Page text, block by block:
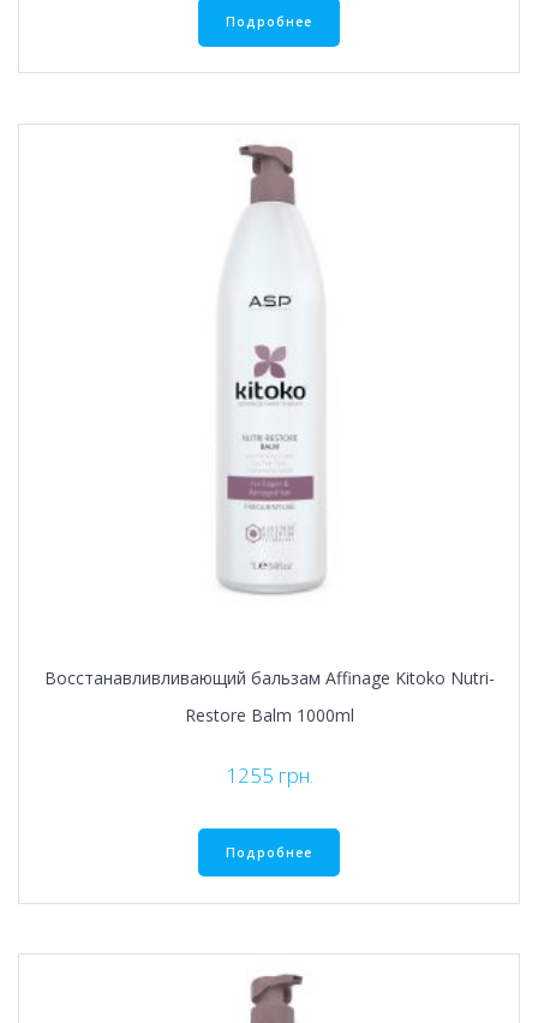
Подробнее
Восстанавливливающий бальзам Affinage Kitoko Nutri-
Restore Balm 1000ml
1255 грн.
Подробнее